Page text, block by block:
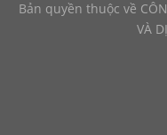
Bản quyền thuộc về
VÀ